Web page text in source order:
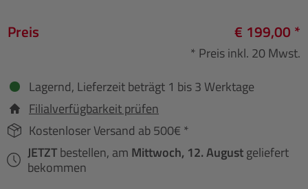
Preis € 199,00 *
* Preis inkl. 20 Mwst.
Lagernd, Lieferzeit beträgt 1 bis 3 Werktage
Filialverfügbarkeit prüfen
Kostenloser Versand ab 500€ *
JETZTbestellen, am Mittwoch, 12. Augustgeliefert
bekommen